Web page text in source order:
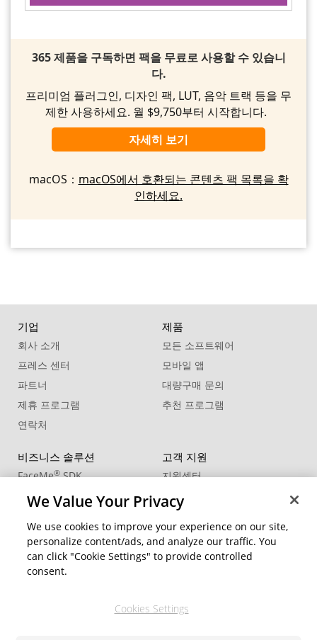
365 제품을 구독하면 팩을 무료로 사용할 수 있습니
다.
프리미엄 플러그인, 디자인 팩, LUT, 음악 트랙 등을 무
제한 사용하세요. 월 $9,750부터 시작합니다.
자세히 보기
macOS： macOS에서 호환되는 콘텐츠 팩 목록을 확
인하세요.
기업
회사 소개
프레스 센터
파트너
제휴 프로그램
연락처
제품
모든 소프트웨어
모바일 앱
대량구매 문의
추천 프로그램
비즈니스 솔루션
FaceMe®SDK
고객 지원
지원센터
제품 업데이트
학습 센터
커뮤니티
회원 영역
지역 변경
We Value Your Privacy
We use cookies to improve your experience on our site,
personalize content/ads, and analyze our traffic. You
can click "Cookie Settings" to provide controlled
consent.
Cookies Settings